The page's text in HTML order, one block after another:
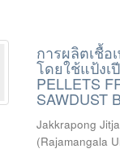
การผลิตเชื้อ
โดยใช้แป้งเ
PELLETS
SAWDUST
Jakkrapong
(Rajamangala